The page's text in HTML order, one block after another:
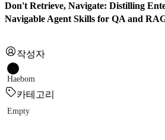
Don't Retrieve, Navigate: Distilling
Navigable Agent Skills for QA and
작성자
Haebom
카테고리
Empty